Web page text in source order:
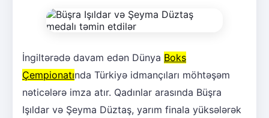
İngiltərədə davam edən Dünya Boks
Çempionatında Türkiyə idmançıları möhtəşəm
nəticələrə imza atır. Qadınlar arasında Büşra
Işıldar və Şeyma Düztaş, yarım finala yüksələrək